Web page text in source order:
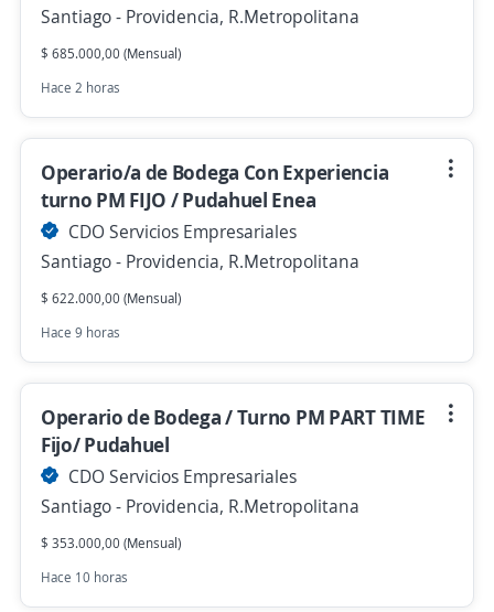
Santiago - Providencia, R.Metropolitana
$ 685.000,00 (Mensual)
Hace 2 horas
Operario/a de Bodega Con Experiencia
turno PM FIJO / Pudahuel Enea
CDO Servicios Empresariales
Santiago - Providencia, R.Metropolitana
$ 622.000,00 (Mensual)
Hace 9 horas
Operario de Bodega / Turno PM PART TIME
Fijo/ Pudahuel
CDO Servicios Empresariales
Santiago - Providencia, R.Metropolitana
$ 353.000,00 (Mensual)
Hace 10 horas